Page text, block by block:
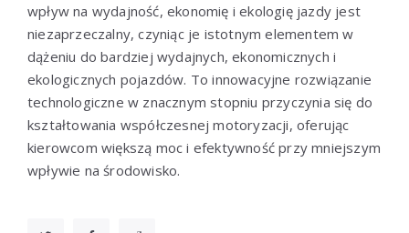
wpływ na wydajność, ekonomię i ekologię jazdy jest
niezaprzeczalny, czyniąc je istotnym elementem w
dążeniu do bardziej wydajnych, ekonomicznych i
ekologicznych pojazdów. To innowacyjne rozwiązanie
technologiczne w znacznym stopniu przyczynia się do
kształtowania współczesnej motoryzacji, oferując
kierowcom większą moc i efektywność przy mniejszym
wpływie na środowisko.